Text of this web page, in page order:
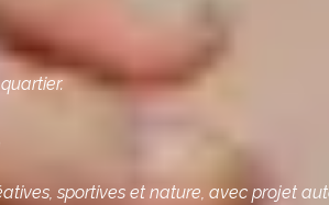
sportives et nature, avec projet